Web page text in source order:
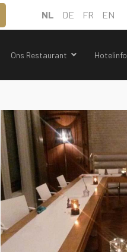
NL DE FR EN
Ons Restaurant Hotelinfo